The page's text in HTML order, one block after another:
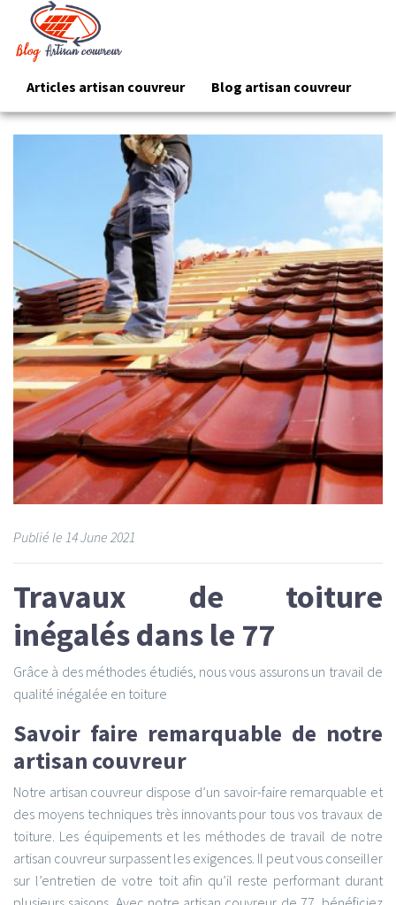
Articles artisan couvreur Blog artisan couvreur
Publié le 14June 2021
Travaux de toiture
inégalés dans le 77
Grâce à des méthodes étudiés, nous vous assurons un travail de
qualité inégalée en toiture
Savoir faire remarquable de notre
artisan couvreur
Notre artisan couvreur dispose d’un savoir-faire remarquable et
des moyens techniques très innovants pour tous vos travaux de
toiture. Les équipements et les méthodes de travail de notre
artisan couvreur surpassent les exigences. Il peut vous conseiller
sur l’entretien de votre toit afin qu’il reste performant durant